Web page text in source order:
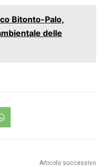
Bitonto-Palo,
delle
Articolo successivo